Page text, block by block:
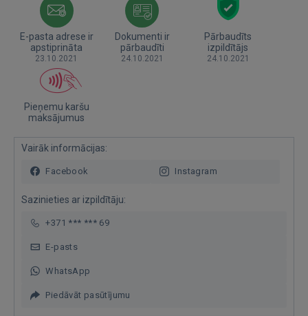
E-pasta adrese ir
apstiprināta
23.10.2021
Dokumenti ir
pārbaudīti
24.10.2021
Pārbaudīts
izpildītājs
24.10.2021
Pieņemu karšu
maksājumus
Vairāk informācijas:
Facebook Instagram
Sazinieties ar izpildītāju:
+371 *** *** 69
E-pasts
WhatsApp
Piedāvāt pasūtījumu